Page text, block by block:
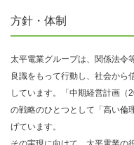
方針・体制
太平電業グループは、関係法令
良識をもって行動し、社会から
しています。「中期経営計画
の戦略のひとつとして「高い倫
げています。